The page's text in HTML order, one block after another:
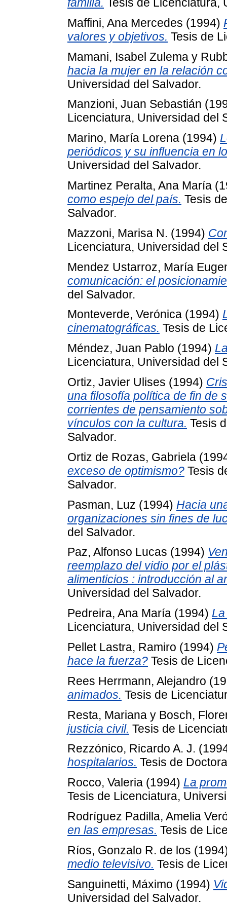
Maffini, Ana Mercedes (1994)
valores y objetivos. Tesis de
Mamani, Isabel Zulema y
hacia la mujer en la relación
Universidad del Salvador.
Manzioni, Juan Sebastián
Licenciatura, Universidad del
Marino, María Lorena (1994)
periódicos y su influencia en
Universidad del Salvador.
Martinez Peralta, Ana María
como espejo del país. Tesis
Salvador.
Mazzoni, Marisa N. (1994)
Licenciatura, Universidad del
Mendez Ustarroz, María
comunicación: el
del Salvador.
Monteverde, Verónica (1994)
cinematográficas. Tesis de
Méndez, Juan Pablo (1994)
Licenciatura, Universidad del
Ortiz, Javier Ulises (1994)
una filosofía política de fin de
corrientes de pensamiento
vínculos con la cultura. Tesis
Salvador.
Ortiz de Rozas, Gabriela
exceso de optimismo? Tesis
Salvador.
Pasman, Luz (1994) Hacia
organizaciones sin fines de
del Salvador.
Paz, Alfonso Lucas (1994)
reemplazo del vidio por el
alimenticios : introducción al
Universidad del Salvador.
Pedreira, Ana María (1994)
Licenciatura, Universidad del
Pellet Lastra, Ramiro (1994)
hace la fuerza? Tesis de
Rees Herrmann, Alejandro
animados. Tesis de
Resta, Mariana y Bosch,
justicia civil. Tesis de
Rezzónico, Ricardo A. J.
hospitalarios. Tesis de
Rocco, Valeria (1994) La
Tesis de Licenciatura,
Rodríguez Padilla, Amelia
en las empresas. Tesis de
Ríos, Gonzalo R. de los
medio televisivo. Tesis de
Sanguinetti, Máximo (1994)
Universidad del Salvador.